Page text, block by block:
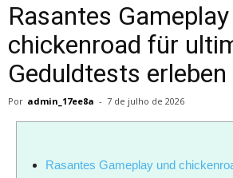
Rasantes
chickenroad für
Geduldtests erleben
Por admin_17ee8a - 7 de julho de 2026
Rasantes Gameplay und